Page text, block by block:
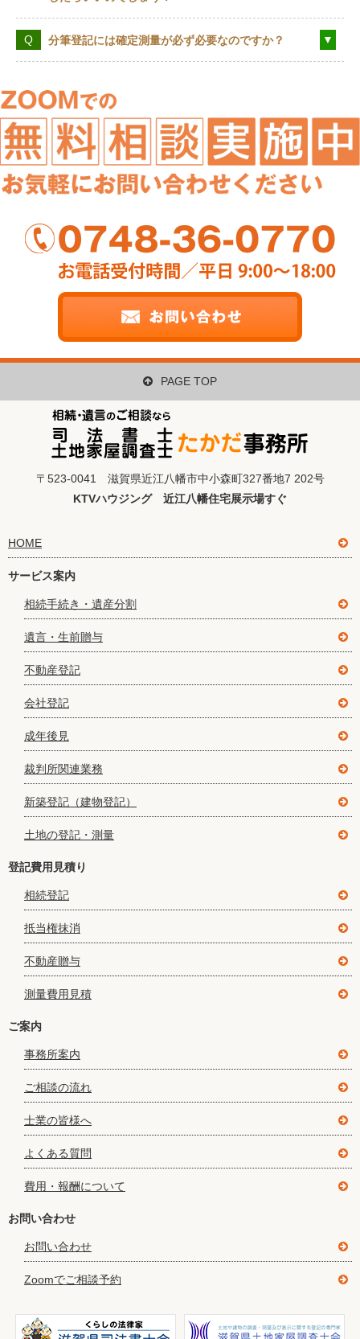
分筆登記には確定測量が必ず必要なのですか？
PAGE TOP
〒523-0041 滋賀県近江八幡市中小森町327番地7 202号
KTVハウジング 近江八幡住宅展示場すぐ
HOME
サービス案内
相続手続き・遺産分割
遺言・生前贈与
不動産登記
会社登記
成年後見
裁判所関連業務
新築登記（建物登記）
土地の登記・測量
登記費用見積り
相続登記
抵当権抹消
不動産贈与
測量費用見積
ご案内
事務所案内
ご相談の流れ
士業の皆様へ
よくある質問
費用・報酬について
お問い合わせ
お問い合わせ
Zoomでご相談予約